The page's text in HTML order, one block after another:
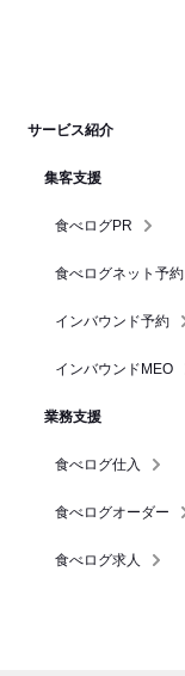
サービス紹介
集客支援
食べログPR
食べログネット予約
インバウンド予約
インバウンドMEO
業務支援
食べログ仕入
食べログオーダー
食べログ求人